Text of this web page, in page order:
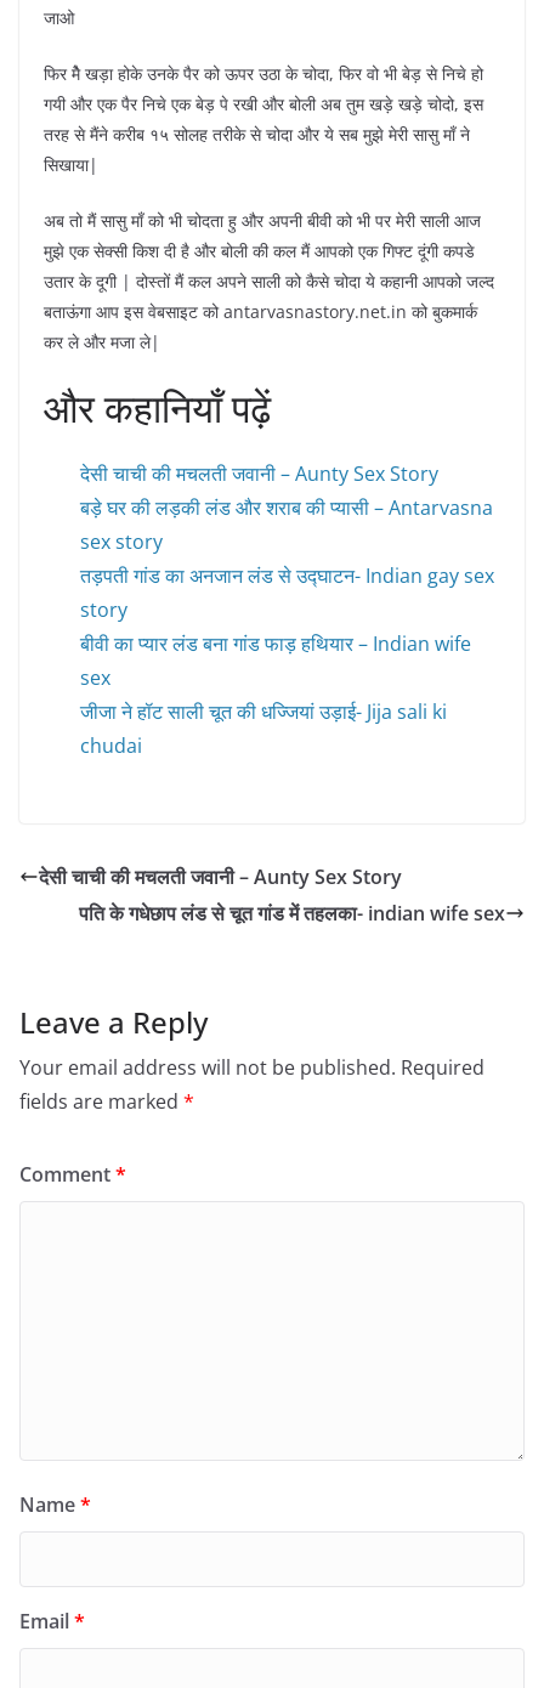
जाओ
फिर मैे खड़ा होके उनके पैर को ऊपर उठा के चोदा, फिर वो भी बेड़ से निचे हो
गयी और एक पैर निचे एक बेड़ पे रखी और बोली अब तुम खड़े खड़े चोदो, इस
तरह से मैंने करीब १५ सोलह तरीके से चोदा और ये सब मुझे मेरी सासु माँ ने
सिखाया|
अब तो मैं सासु माँ को भी चोदता हु और अपनी बीवी को भी पर मेरी साली आज
मुझे एक सेक्सी किश दी है और बोली की कल मैं आपको एक गिफ्ट दूंगी कपडे
उतार के दूगी | दोस्तों मैं कल अपने साली को कैसे चोदा ये कहानी आपको जल्द
बताऊंगा आप इस वेबसाइट को antarvasnastory.net.in को बुकमार्क
कर ले और मजा ले|
और कहानियाँ पढ़ें
देसी चाची की मचलती जवानी – Aunty Sex Story
बड़े घर की लड़की लंड और शराब की प्यासी – Antarvasna
sex story
तड़पती गांड का अनजान लंड से उद्घाटन- Indian gay sex
story
बीवी का प्यार लंड बना गांड फाड़ हथियार – Indian wife
sex
जीजा ने हॉट साली चूत की धज्जियां उड़ाई- Jija sali ki
chudai
देसी चाची की मचलती जवानी – Aunty Sex Story
पति के गधेछाप लंड से चूत गांड में तहलका- indian wife sex
Leave a Reply
Your email address will not be published. Required
fields are marked *
Comment*
Name*
Email*